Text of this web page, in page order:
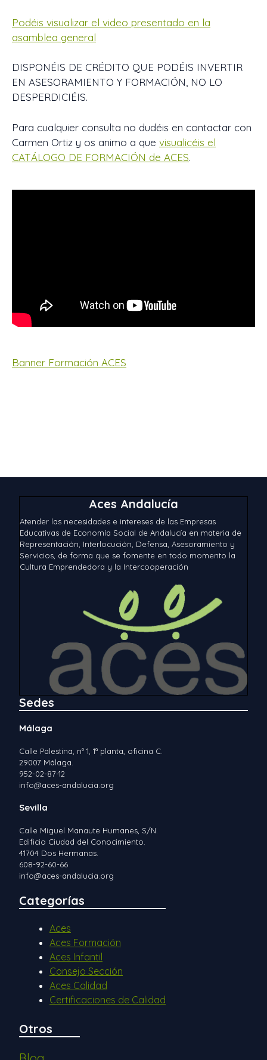
Podéis visualizar el video presentado en la
asamblea general
DISPONÉIS DE CRÉDITO QUE PODÉIS INVERTIR
EN ASESORAMIENTO Y FORMACIÓN, NO LO
DESPERDICIÉIS.
Para cualquier consulta no dudéis en contactar con
Carmen Ortiz y os animo a que visualicéis el
CATÁLOGO DE FORMACIÓN de ACES.
Banner Formación ACES
Aces Andalucía
Atender las necesidades e intereses de las Empresas
Educativas de Economía Social de Andalucía en materia de
Representación, Interlocución, Defensa, Asesoramiento y
Servicios, de forma que se fomente en todo momento la
Cultura Emprendedora y la Intercooperación
Sedes
Málaga
Calle Palestina, nº 1, 1ª planta, oficina C.
29007 Málaga.
952-02-87-12
info@aces-andalucia.org
Sevilla
Calle Miguel Manaute Humanes, S/N.
Edificio Ciudad del Conocimiento.
41704 Dos Hermanas.
608-92-60-66
info@aces-andalucia.org
Categorías
Aces
Aces Formación
Aces Infantil
Consejo Sección
Aces Calidad
Certificaciones de Calidad
Otros